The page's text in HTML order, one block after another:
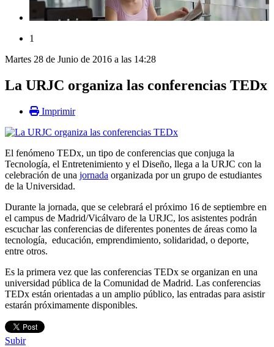
1
Martes 28 de Junio de 2016 a las 14:28
La URJC organiza las conferencias TEDx
Imprimir
El fenómeno TEDx, un tipo de conferencias que conjuga la
Tecnología, el Entretenimiento y el Diseño, llega a la URJC con la
celebración de una jornada organizada por un grupo de estudiantes
de la Universidad.
Durante la jornada, que se celebrará el próximo 16 de septiembre en
el campus de Madrid/Vicálvaro de la URJC, los asistentes podrán
escuchar las conferencias de diferentes ponentes de áreas como la
tecnología, educación, emprendimiento, solidaridad, o deporte,
entre otros.
Es la primera vez que las conferencias TEDx se organizan en una
universidad pública de la Comunidad de Madrid. Las conferencias
TEDx están orientadas a un amplio público, las entradas para asistir
estarán próximamente disponibles.
Subir